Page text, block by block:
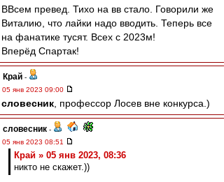
ВВсем превед. Тихо на вв стало. Говорили же
Виталию, что лайки надо вводить. Теперь все
на фанатике тусят. Всех с 2023м!
Вперёд Спартак!
Край -
05 янв 2023 09:00
словесник , профессор Лосев вне конкурса.)
словесник -
05 янв 2023 08:51
Край » 05 янв 2023, 08:36
никто не скажет.))